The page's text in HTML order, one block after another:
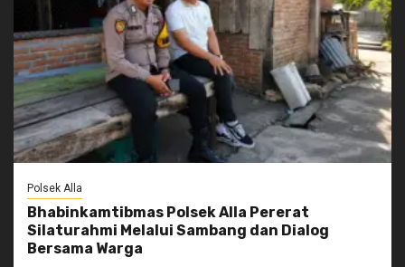
Polsek Alla
Bhabinkamtibmas Polsek Alla Pererat
Silaturahmi Melalui Sambang dan Dialog
Bersama Warga